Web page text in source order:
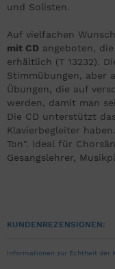
und Solisten.
Auf vielfachen
mit CD angeboten,
erhältlich (T 13232).
Stimmübungen, aber
Übungen, die auf
werden, damit man
Die CD unterstützt
Klavierbegleiter
Ton". Ideal für
Gesangslehrer,
KUNDENREZENSIONEN:
Informationen zur Echtheit der